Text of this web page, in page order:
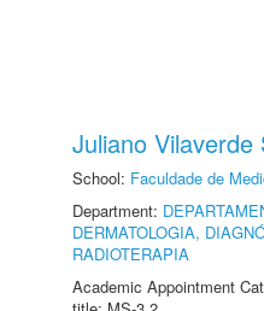
Juliano Vilaverde
School: Faculdade de
Department:
DERMATOLOGIA,
RADIOTERAPIA
Academic Appointment